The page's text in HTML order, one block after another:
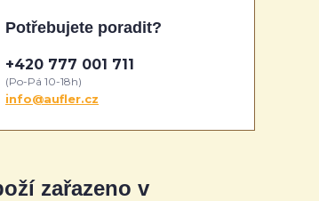
zařazeno v
Potřebujete poradit?
+420 777 001 711
(Po-Pá 10-18h)
info@aufler.cz